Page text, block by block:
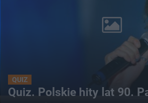
QUIZ
Quiz. Polskie hity lat 90.